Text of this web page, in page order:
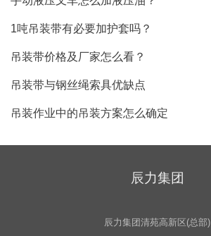
辰力EA-A柔性吊装带
1吨吊装带有必要加护套吗？
吊装带价格及厂家怎么看？
吊装带与钢丝绳索具优缺点
吊装作业中的吊装方案怎么确定
辰力集团
辰力集团清苑高新区(总部)